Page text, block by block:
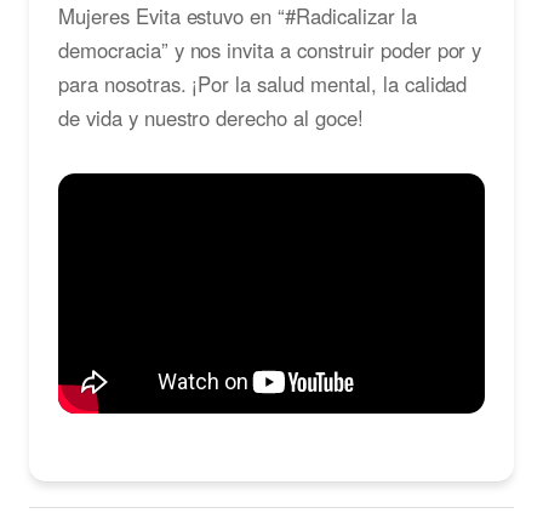
Mujeres Evita estuvo en “#Radicalizar la
democracia” y nos invita a construir poder por y
para nosotras. ¡Por la salud mental, la calidad
de vida y nuestro derecho al goce!